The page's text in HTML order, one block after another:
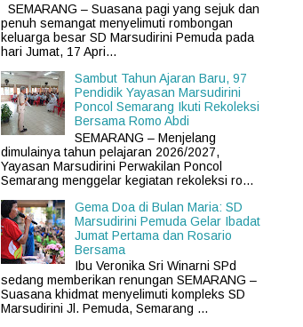
SEMARANG – Suasana pagi yang sejuk dan
penuh semangat menyelimuti rombongan
keluarga besar SD Marsudirini Pemuda pada
hari Jumat, 17 Apri...
Sambut Tahun Ajaran Baru, 97
Pendidik Yayasan Marsudirini
Poncol Semarang Ikuti Rekoleksi
Bersama Romo Abdi
SEMARANG – Menjelang
dimulainya tahun pelajaran 2026/2027,
Yayasan Marsudirini Perwakilan Poncol
Semarang menggelar kegiatan rekoleksi ro...
Gema Doa di Bulan Maria: SD
Marsudirini Pemuda Gelar Ibadat
Jumat Pertama dan Rosario
Bersama
Ibu Veronika Sri Winarni SPd
sedang memberikan renungan SEMARANG –
Suasana khidmat menyelimuti kompleks SD
Marsudirini Jl. Pemuda, Semarang ...